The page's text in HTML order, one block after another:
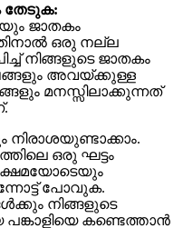
തേടുക:
ജാതകം
ഒരു നല്ല
നിങ്ങളുടെ ജാതകം
അവയ്ക്കുള്ള
മനസ്സിലാക്കുന്നത്
ഒരു ഘട്ടം
ക്ഷമയോടെയും
പോവുക.
നിങ്ങളുടെ
കണ്ടെത്താൻ